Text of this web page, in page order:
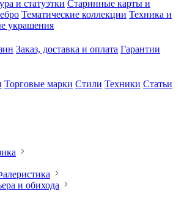
и статуэтки Старинные карты и
Тематические коллекции Техника и
украшения
Заказ, доставка и оплата Гарантии
Торговые марки Стили Техники Статьи
и обихода